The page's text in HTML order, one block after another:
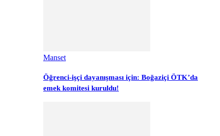
Manset
Öğrenci-işçi dayanışması için: Boğaziçi ÖTK’da
emek komitesi kuruldu!